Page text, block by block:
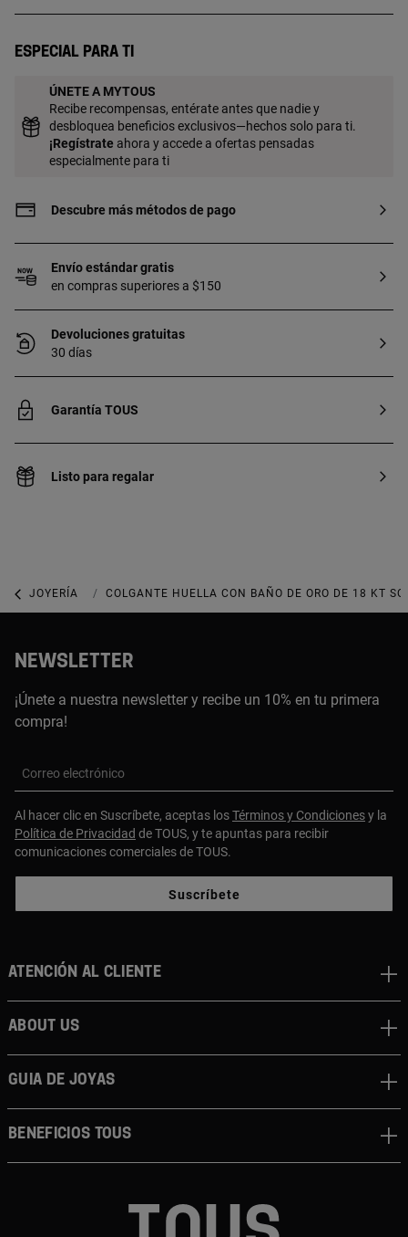
plata de primera ley con baño de oro de
calidad garantiza una mayor durabilidad
de la joya.
Especial para ti
ÚNETE A MYTOUS
Recibe recompensas, entérate antes que nadie y
desbloquea beneficios exclusivos—hechos solo para ti.
¡Regístrate ahora y accede a ofertas pensadas
especialmente para ti
Descubre más métodos de pago
Envío estándar gratis
en compras superiores a $150
Devoluciones gratuitas
30 días
Garantía TOUS
Listo para regalar
JOYERÍA JOYAS DE PLATA 925
COLGANTE HUELLA CON BAÑO DE ORO DE 18 KT
NEWSLETTER
¡Únete a nuestra newsletter y recibe un 10% en tu primera
compra!
Correo electrónico
Al hacer clic en Suscríbete, aceptas losTérminos y Condicionesy la
Política de Privacidad de TOUS, y te apuntas para recibir
comunicaciones comerciales de TOUS.
Suscríbete
Atención al cliente
About us
Guia de joyas
Beneficios TOUS